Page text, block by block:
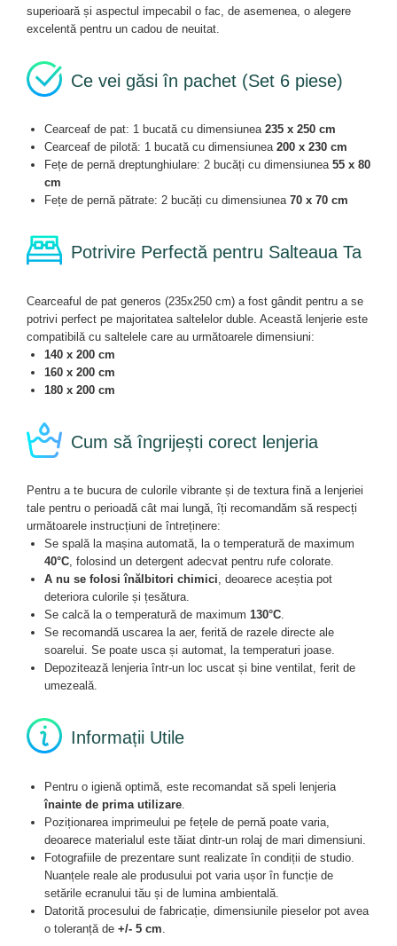
superioară și aspectul impecabil o fac, de asemenea, o alegere
excelentă pentru un cadou de neuitat.
Ce vei găsi în pachet (Set 6 piese)
Cearceaf de pat: 1 bucată cu dimensiunea 235 x 250 cm
Cearceaf de pilotă: 1 bucată cu dimensiunea 200 x 230 cm
Fețe de pernă dreptunghiulare: 2 bucăți cu dimensiunea 55 x 80
cm
Fețe de pernă pătrate: 2 bucăți cu dimensiunea 70 x 70 cm
Potrivire Perfectă pentru Salteaua Ta
Cearceaful de pat generos (235x250 cm) a fost gândit pentru a se
potrivi perfect pe majoritatea saltelelor duble. Această lenjerie este
compatibilă cu saltelele care au următoarele dimensiuni:
140 x 200 cm
160 x 200 cm
180 x 200 cm
Cum să îngrijești corect lenjeria
Pentru a te bucura de culorile vibrante și de textura fină a lenjeriei
tale pentru o perioadă cât mai lungă, îți recomandăm să respecți
următoarele instrucțiuni de întreținere:
Se spală la mașina automată, la o temperatură de maximum
40°C, folosind un detergent adecvat pentru rufe colorate.
A nu se folosi înălbitori chimici, deoarece aceștia pot
deteriora culorile și țesătura.
Se calcă la o temperatură de maximum 130°C.
Se recomandă uscarea la aer, ferită de razele directe ale
soarelui. Se poate usca și automat, la temperaturi joase.
Depozitează lenjeria într-un loc uscat și bine ventilat, ferit de
umezeală.
Informații Utile
Pentru o igienă optimă, este recomandat să speli lenjeria
înainte de prima utilizare
Poziționarea imprimeului pe fețele de pernă poate varia,
deoarece materialul este tăiat dintr-un rolaj de mari dimensiuni.
Fotografiile de prezentare sunt realizate în condiții de studio.
Nuanțele reale ale produsului pot varia ușor în funcție de
setările ecranului tău și de lumina ambientală.
Datorită procesului de fabricație, dimensiunile pieselor pot avea
o toleranță de +/- 5 cm